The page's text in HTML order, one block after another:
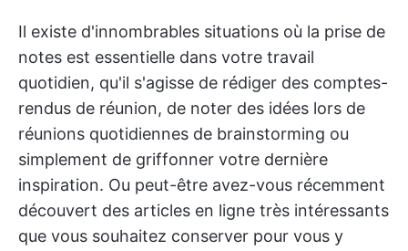
Il existe d'innombrables situations où la prise de
notes est essentielle dans votre travail
quotidien, qu'il s'agisse de rédiger des comptes-
rendus de réunion, de noter des idées lors de
réunions quotidiennes de brainstorming ou
simplement de griffonner votre dernière
inspiration. Ou peut-être avez-vous récemment
découvert des articles en ligne très intéressants
que vous souhaitez conserver pour vous y